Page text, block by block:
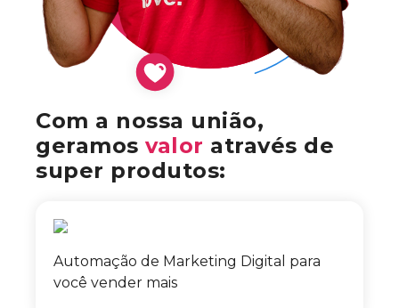
Com a nossa união,
geramos valor através de
super produtos:
Automação de Marketing Digital para
você vender mais